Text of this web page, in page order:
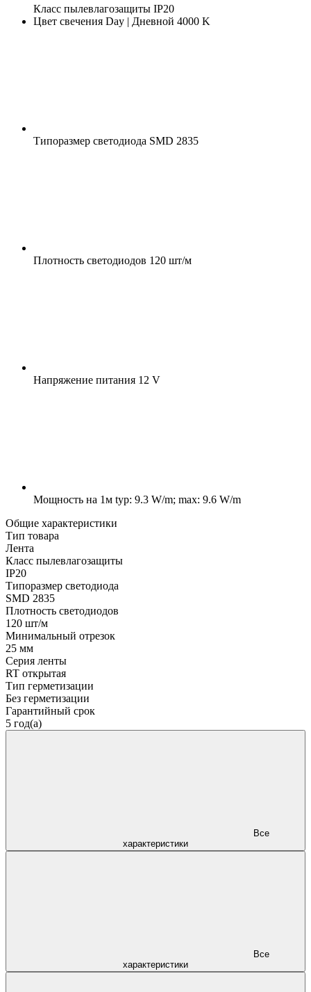
Класс пылевлагозащиты IP20
Цвет свечения Day | Дневной 4000 K
Типоразмер светодиода SMD 2835
Плотность светодиодов 120 шт/м
Напряжение питания 12 V
Мощность на 1м typ: 9.3 W/m; max: 9.6 W/m
Общие характеристики
Тип товара
Лента
Класс пылевлагозащиты
IP20
Типоразмер светодиода
SMD 2835
Плотность светодиодов
120 шт/м
Минимальный отрезок
25 мм
Серия ленты
RT открытая
Тип герметизации
Без герметизации
Гарантийный срок
5 год(а)
характеристики
характеристики